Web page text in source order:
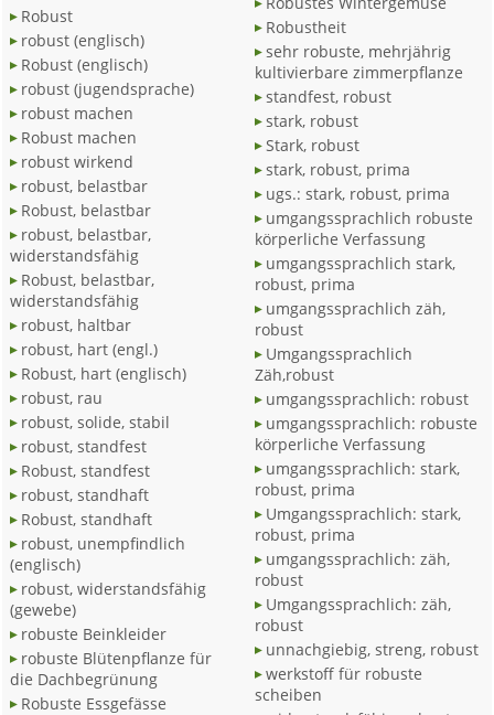
Robust
robust (englisch)
Robust (englisch)
robust (jugendsprache)
robust machen
Robust machen
robust wirkend
robust, belastbar
Robust, belastbar
robust, belastbar,
widerstandsfähig
Robust, belastbar,
widerstandsfähig
robust, haltbar
robust, hart (engl.)
Robust, hart (englisch)
robust, rau
robust, solide, stabil
robust, standfest
Robust, standfest
robust, standhaft
Robust, standhaft
robust, unempfindlich
(englisch)
robust, widerstandsfähig
(gewebe)
robuste Beinkleider
robuste Blütenpflanze für
die Dachbegrünung
Robuste Essgefässe
Robustheit
sehr robuste, mehrjährig
kultivierbare zimmerpflanze
standfest, robust
stark, robust
Stark, robust
stark, robust, prima
ugs.: stark, robust, prima
umgangssprachlich robuste
körperliche Verfassung
umgangssprachlich stark,
robust, prima
umgangssprachlich zäh,
robust
Umgangssprachlich
Zäh,robust
umgangssprachlich: robust
umgangssprachlich: robuste
körperliche Verfassung
umgangssprachlich: stark,
robust, prima
Umgangssprachlich: stark,
robust, prima
umgangssprachlich: zäh,
robust
Umgangssprachlich: zäh,
robust
unnachgiebig, streng, robust
werkstoff für robuste
scheiben